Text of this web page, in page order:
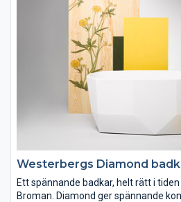
Westerbergs Diamond
Ett spännande badkar, helt rätt i
Broman. Diamond ger spännande